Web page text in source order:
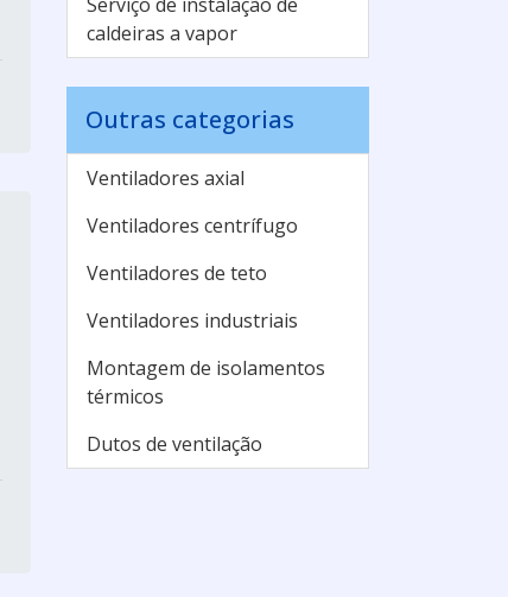
caldeiras a vapor
Outras categorias
Ventiladores axial
Ventiladores centrífugo
Ventiladores de teto
Ventiladores industriais
Montagem de isolamentos
térmicos
Dutos de ventilação